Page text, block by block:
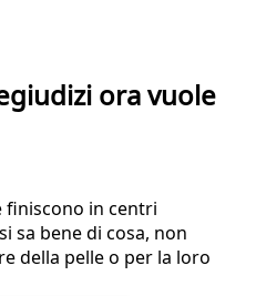
ora vuole
finiscono in centri
sa bene di cosa, non
della pelle o per la loro